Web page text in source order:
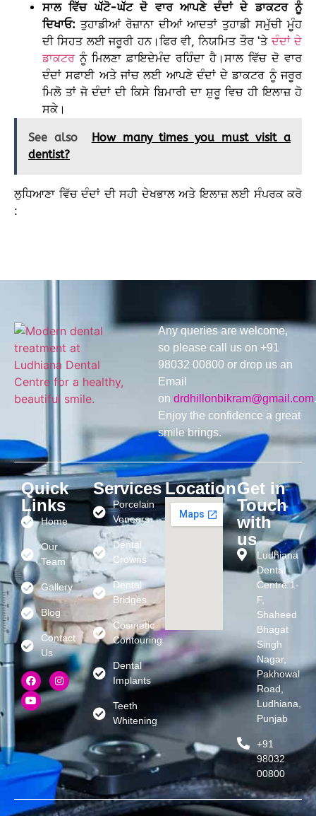
ਸਾਲ ਵਿੱਚ ਘੱਟੋ-ਘੱਟ ਦੋ ਵਾਰ ਆਪਣੇ ਦੰਦਾਂ ਦੇ ਡਾਕਟਰ ਨੂੰ
ਦਿਖਾਓ: ਤੁਹਾਡੀਆਂ ਰੋਜ਼ਾਨਾ ਦੀਆਂ ਆਦਤਾਂ ਤੁਹਾਡੀ ਸਮੁੱਚੀ ਮੂੰਹ
ਦੀ ਸਿਹਤ ਲਈ ਜਰੂਰੀ ਹਨ।ਫਿਰ ਵੀ, ਨਿਯਮਿਤ ਤੌਰ ‘ਤੇ ਦੰਦਾਂ ਦੇ
ਡਾਕਟਰ ਨੂੰ ਮਿਲਣਾ ਫ਼ਾਇਦੇਮੰਦ ਰਹਿੰਦਾ ਹੈ।ਸਾਲ ਵਿੱਚ ਦੋ ਵਾਰ
ਦੰਦਾਂ ਸਫਾਈ ਅਤੇ ਜਾਂਚ ਲਈ ਆਪਣੇ ਦੰਦਾਂ ਦੇ ਡਾਕਟਰ ਨੂੰ ਜਰੂਰ
ਮਿਲੋ ਤਾਂ ਜੋ ਦੰਦਾਂ ਦੀ ਕਿਸੇ ਬਿਮਾਰੀ ਦਾ ਸ਼ੁਰੂ ਵਿਚ ਹੀ ਇਲਾਜ਼ ਹੋ
ਸਕੇ।
See also
How many times you must visit a
dentist?
ਲੁਧਿਆਣਾ ਵਿੱਚ ਦੰਦਾਂ ਦੀ ਸਹੀ ਦੇਖਭਾਲ ਅਤੇ ਇਲਾਜ਼ ਲਈ ਸੰਪਰਕ ਕਰੋ
:
Any queries are welcome,
so please call us on +91
98032 00800 or drop us an
Email
on drdhillonbikram@gmail.com.
Enjoy the confidence a great
smile brings.
Quick
Links
Home
Our
Team
Gallery
Blog
Contact
Us
Services
Porcelain
Veneers
Dental
Crowns
Dental
Bridges
Cosmetic
Contouring
Dental
Implants
Teeth
Whitening
LocationGet in
Touch
with
us
Ludhiana
Dental
Centre 1-
F,
Shaheed
Bhagat
Singh
Nagar,
Pakhowal
Road,
Ludhiana,
Punjab
+91
98032
00800